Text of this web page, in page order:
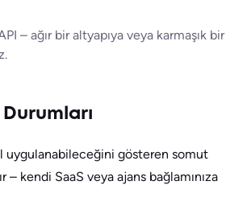
– ağır bir altyapıya veya karmaşık bir
Durumları
uygulanabileceğini gösteren somut
– kendi SaaS veya ajans bağlamınıza